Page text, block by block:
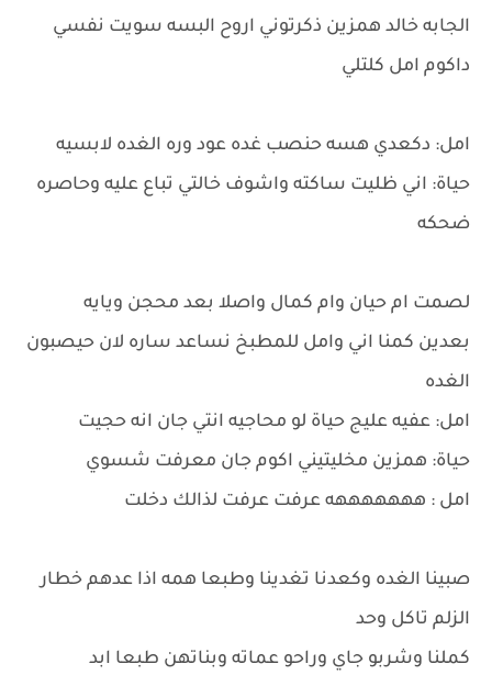
الجابه خالد همزين ذكرتوني اروح البسه سويت نفسي
داكوم امل كلتلي
امل: دكعدي هسه حنصب غده عود وره الغده لابسيه
حياة: اني ظليت ساكته واشوف خالتي تباع عليه وحاصره
ضحكه
لصمت ام حيان وام كمال واصلا بعد محجن ويايه
بعدين كمنا اني وامل للمطبخ نساعد ساره لان حيصبون
الغده
امل: عفيه عليج حياة لو محاجيه انتي جان انه حجيت
حياة: همزين مخليتيني اكوم جان معرفت شسوي
امل : هههههههه عرفت عرفت لذالك دخلت
صبينا الغده وكعدنا تغدينا وطبعا همه اذا عدهم خطار
الزلم تاكل وحد
كملنا وشربو جاي وراحو عماته وبناتهن طبعا ابد